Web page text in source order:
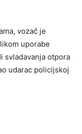
vozač je
uporabe
svladavanja otpora
udarac policijskoj